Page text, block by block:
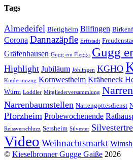
Tags
Almedeifel Bietigheim Bilfingen
Corona Dannazäpfle Erftstadt
Gräfenhausen Gugg em Fleggä Gugg
Highlight Jubiläum Jöhlingen KGHO
Kinderumzug Kornwestheim Kräheneck
Würm Loddler Mitgliederversammlung
Narrenbaumstellen Narrengottesdienst
Pforzheim Probewochenende
Reissverschluzz Sersheim Silvester
Video Weihnachtsmarkt
© Kieselbronner Gugge Gaiße 2026